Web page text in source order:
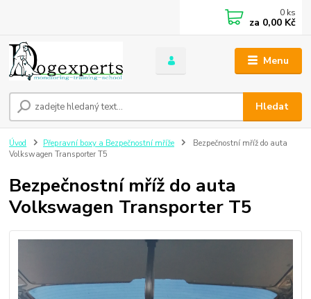
Menu
Hledat
0 ks
za 0,00 Kč
Úvod Přepravní boxy a Bezpečnostní mříže
Bezpečnostní mříž do auta
Volkswagen Transporter T5
Bezpečnostní mříž do auta
Volkswagen Transporter T5